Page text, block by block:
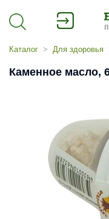
Каталог Для здоровья
Каменное масло,